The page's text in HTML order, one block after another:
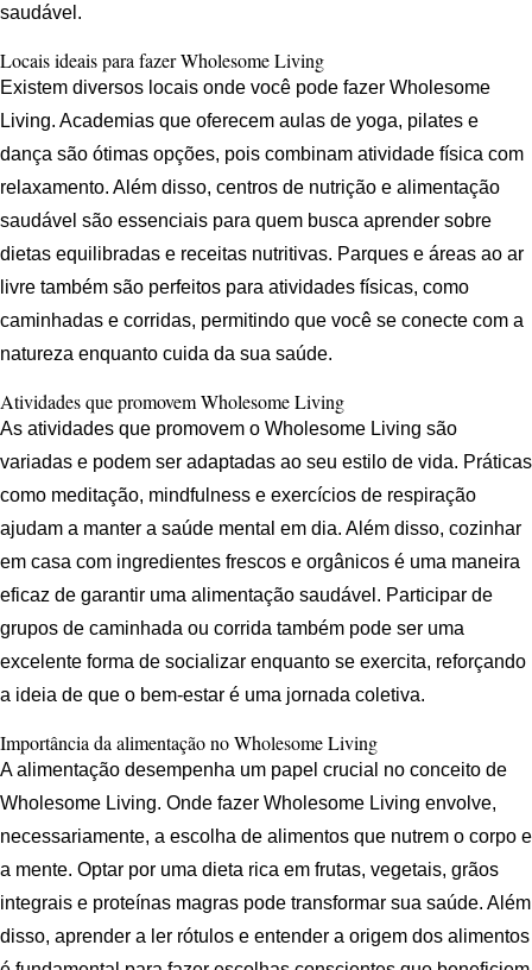
saudável.
Locais ideais para fazer Wholesome Living
Existem diversos locais onde você pode fazer Wholesome
Living. Academias que oferecem aulas de yoga, pilates e
dança são ótimas opções, pois combinam atividade física com
relaxamento. Além disso, centros de nutrição e alimentação
saudável são essenciais para quem busca aprender sobre
dietas equilibradas e receitas nutritivas. Parques e áreas ao ar
livre também são perfeitos para atividades físicas, como
caminhadas e corridas, permitindo que você se conecte com a
natureza enquanto cuida da sua saúde.
Atividades que promovem Wholesome Living
As atividades que promovem o Wholesome Living são
variadas e podem ser adaptadas ao seu estilo de vida. Práticas
como meditação, mindfulness e exercícios de respiração
ajudam a manter a saúde mental em dia. Além disso, cozinhar
em casa com ingredientes frescos e orgânicos é uma maneira
eficaz de garantir uma alimentação saudável. Participar de
grupos de caminhada ou corrida também pode ser uma
excelente forma de socializar enquanto se exercita, reforçando
a ideia de que o bem-estar é uma jornada coletiva.
Importância da alimentação no Wholesome Living
A alimentação desempenha um papel crucial no conceito de
Wholesome Living. Onde fazer Wholesome Living envolve,
necessariamente, a escolha de alimentos que nutrem o corpo e
a mente. Optar por uma dieta rica em frutas, vegetais, grãos
integrais e proteínas magras pode transformar sua saúde. Além
disso, aprender a ler rótulos e entender a origem dos alimentos